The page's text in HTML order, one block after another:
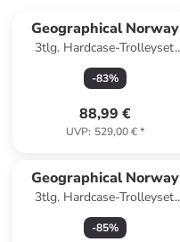
Geographical Norway
3tlg. Hardcase-Trolleyset
"Sillo" in Hellblau
-83%
88,99 €
UVP: 529,00 €*
Geographical Norway
3tlg. Hardcase-Trolleyset
"Santiago" in Orange
-85%